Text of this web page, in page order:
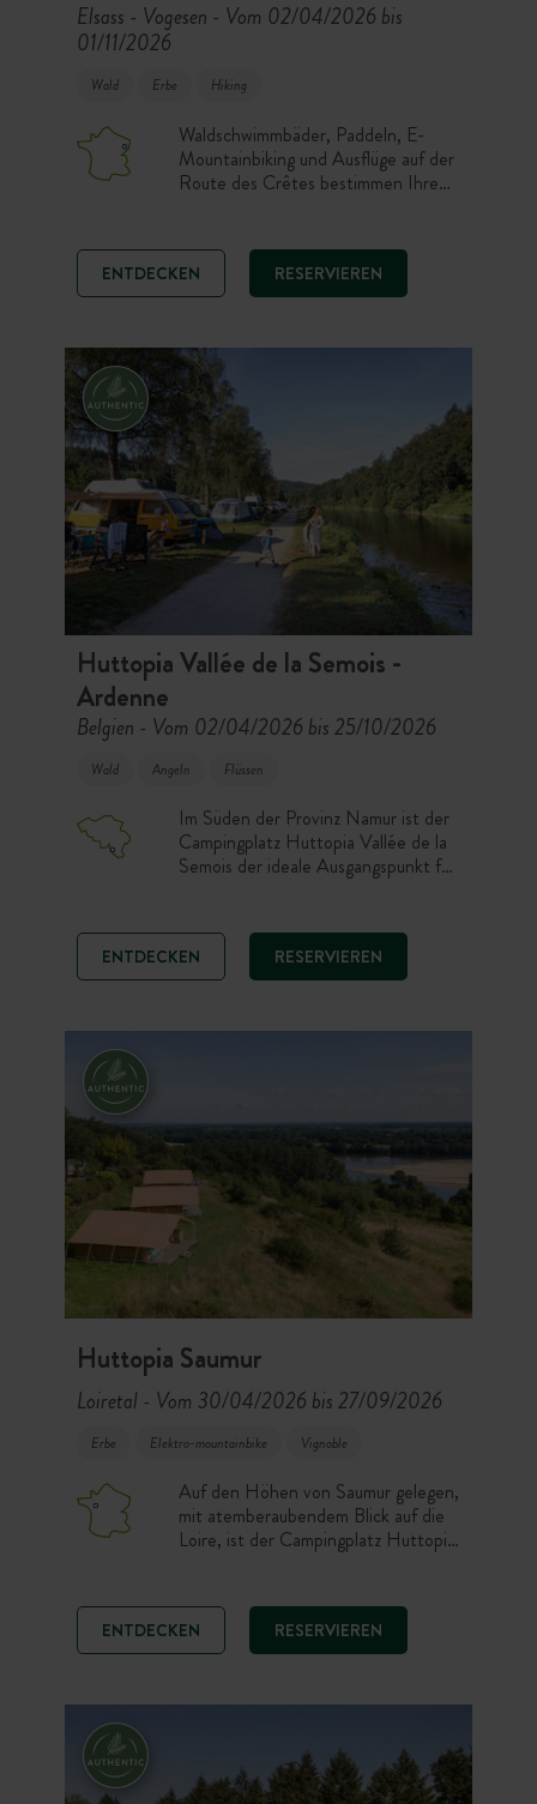
Elsass - Vogesen - Vom 02/04/2026 bis
01/11/2026
Wald Erbe Hiking
Waldschwimmbäder, Paddeln, E-
Mountainbiking und Ausflüge auf der
Route des Crêtes bestimmen Ihre
Ballons des Vosges, der Weinstraße
und den Elsässer Dörfern, machen
Sie es sich in einem Chalet, einer
oder auf einem Stellplatz bequem –
für eine Natur- und Terroir-Auszeit.
ENTDECKEN RESERVIEREN
Huttopia Vallée de la Semois -
Ardenne
Belgien - Vom 02/04/2026 bis 25/10/2026
Wald Angeln Flüssen
Im Süden der Provinz Namur ist der
Campingplatz Huttopia Vallée de la
Semois der ideale Ausgangspunkt für
schönen Badebereich und ein helles
Wohnzentrum mit Panoramablick auf
das Tal. So schaffen Sie die perfekte
Urlaub in einer bukolischen
ENTDECKEN RESERVIEREN
Huttopia Saumur
Loiretal - Vom 30/04/2026 bis 27/09/2026
Erbe Elektro-mountainbike Vignoble
Auf den Höhen von Saumur gelegen,
mit atemberaubendem Blick auf die
Loire, ist der Campingplatz Huttopia
Zwischen Natur, Weinbergen und
Kulturerbe genießen Sie einen
Aufenthalt, der Entspannung und
außergewöhnlichen Umgebung
ENTDECKEN RESERVIEREN